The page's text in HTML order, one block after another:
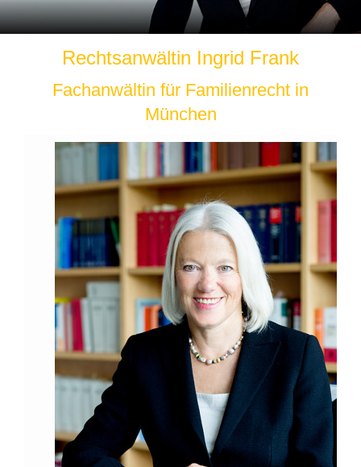
Rechtsanwältin Ingrid Frank
Fachanwältin für Familienrecht in
München